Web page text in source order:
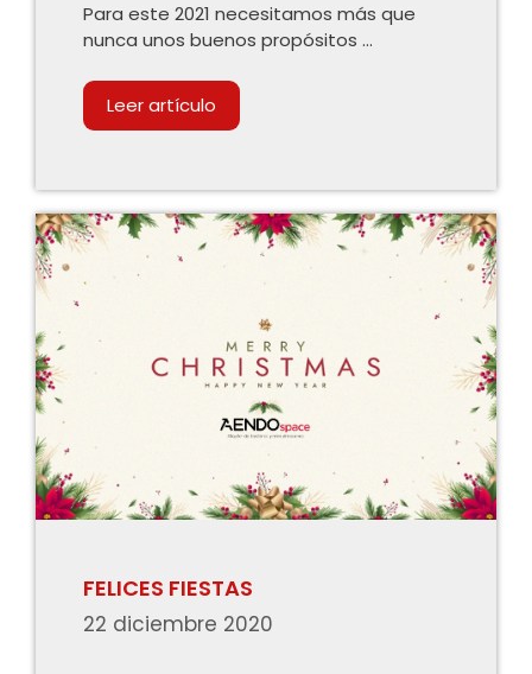
Para este 2021 necesitamos más que
nunca unos buenos propósitos …
Leer artículo
FELICES FIESTAS
22 diciembre 2020